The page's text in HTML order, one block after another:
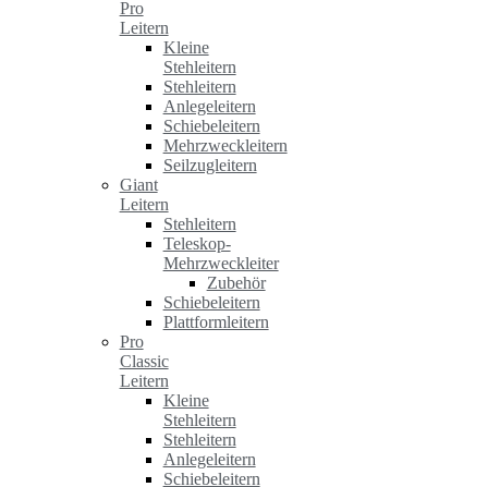
Pro
Leitern
Kleine
Stehleitern
Stehleitern
Anlegeleitern
Schiebeleitern
Mehrzweckleitern
Seilzugleitern
Giant
Leitern
Stehleitern
Teleskop-
Mehrzweckleiter
Zubehör
Schiebeleitern
Plattformleitern
Pro
Classic
Leitern
Kleine
Stehleitern
Stehleitern
Anlegeleitern
Schiebeleitern